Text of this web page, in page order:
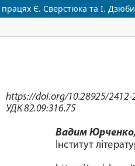
Є. Сверстюка та І. Дзюби